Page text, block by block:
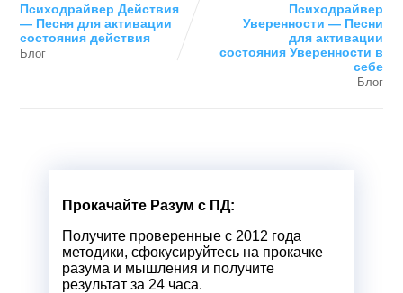
Психодрайвер Действия
— Песня для активации
состояния действия
Блог
Психодрайвер
Уверенности — Песни
для активации
состояния Уверенности в
себе
Блог
Прокачайте Разум с ПД:
Получите проверенные с 2012 года
методики, сфокусируйтесь на прокачке
разума и мышления и получите
результат за 24 часа.